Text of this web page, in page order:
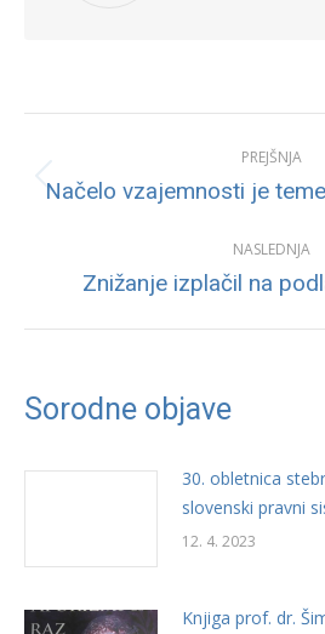
navigation
PREJŠNJA
Načelo vzajemnosti je
NASLEDNJA
Next
Znižanje izplačil na
Sorodne objave
30. obletnica
slovenski pravni
12. 4. 2023
Knjiga prof. dr.